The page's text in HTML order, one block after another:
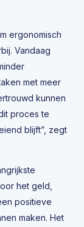
ergonomisch
Vandaag
met meer
kunnen
proces te
blijft”, zegt
het geld,
positieve
maken. Het